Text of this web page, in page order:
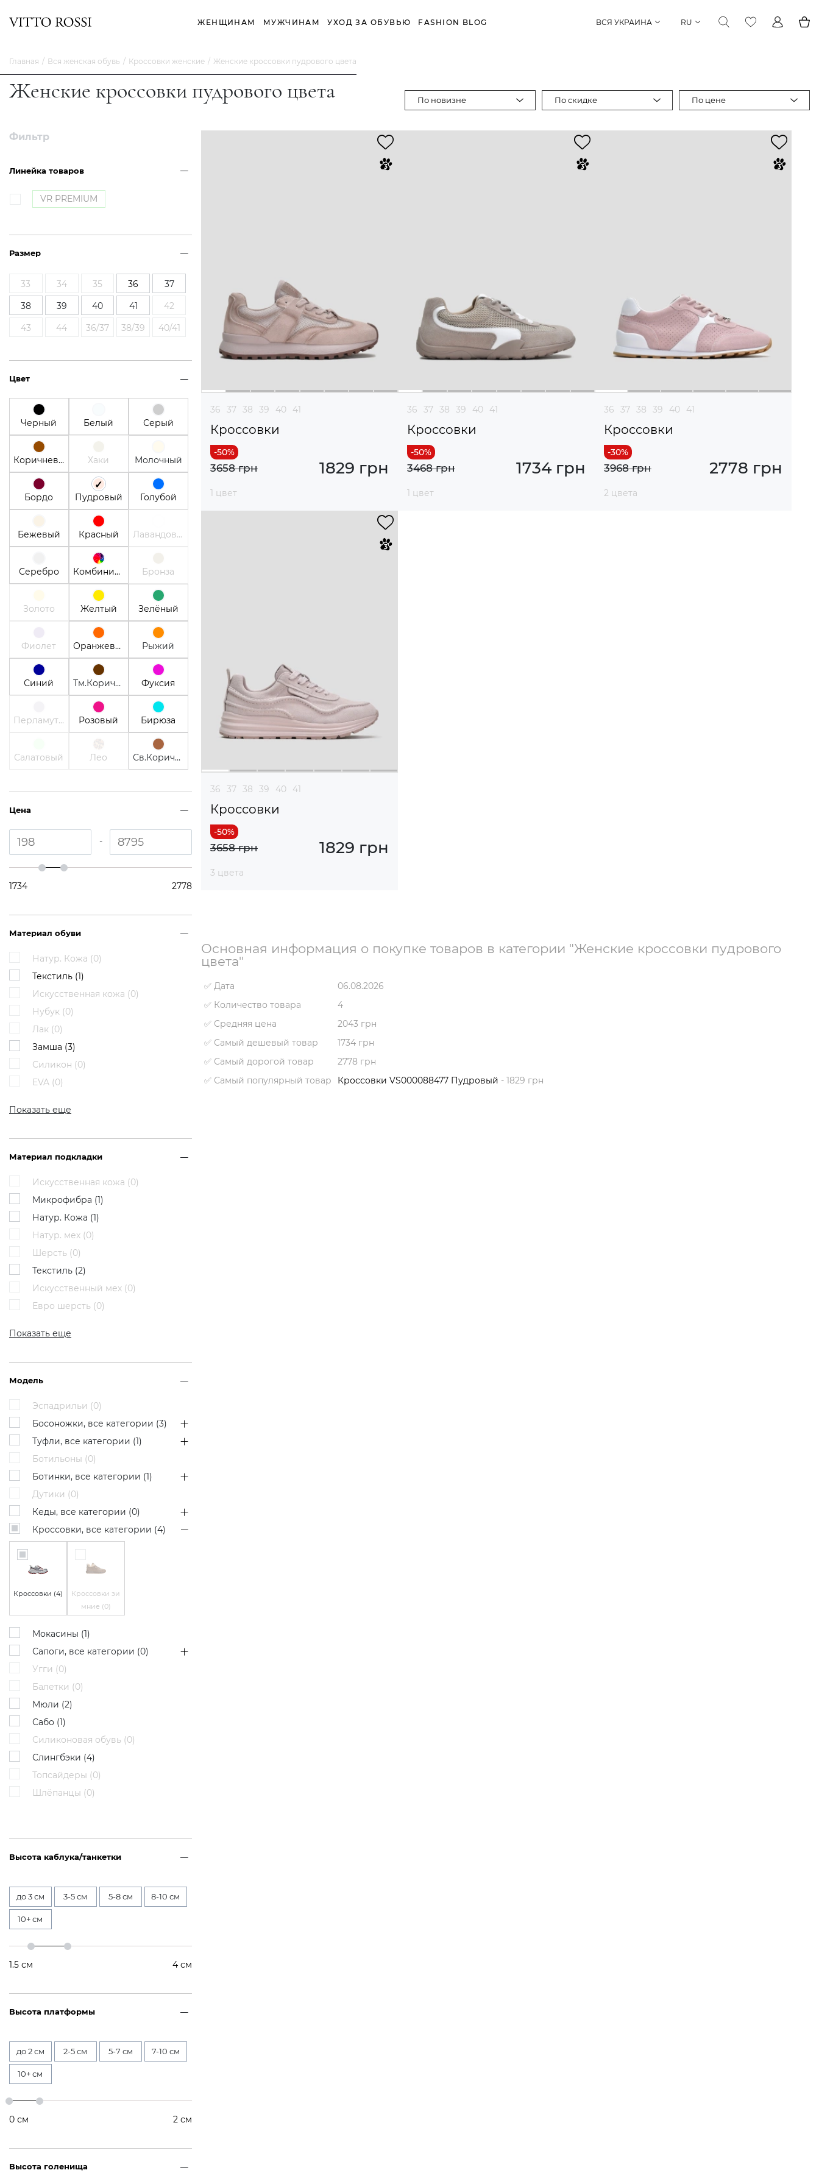
ЖЕНЩИНАМ МУЖЧИНАМ УХОД ЗА ОБУВЬЮ FASHION BLOG ВСЯ УКРАИНА RU
Главная Вся женская обувь Кроссовки женские Женские кроссовки пудрового цвета
Женские кроссовки пудрового цвета По новизне По скидке По цене
Фильтр
Линейка товаров
VR PREMIUM
Размер
33 34 35 36
37
38
39 40 41
42
43
44 36/37 38/39 40/41
Цвет
Черный Белый Серый
Коричневый Хаки Молочный
Бордо Пудровый Голубой
Бежевый Красный Лавандовый
Серебро Комбинированный Бронза
Золото Желтый Зелёный
Фиолет Оранжевый Рыжий
Синий Тм.Коричневый Фуксия
Перламутр Розовый Бирюза
Салатовый Лео Св.Коричневый
Цена
-
1734 2778
Материал обуви
Натур. Кожа (0)
Текстиль (1)
Искусственная кожа (0)
Нубук (0)
Лак (0)
Замша (3)
Силикон (0)
EVA (0)
Показать еще
Материал подкладки
Искусственная кожа (0)
Микрофибра (1)
Натур. Кожа (1)
Натур. мех (0)
Шерсть (0)
Текстиль (2)
Искусственный мех (0)
Евро шерсть (0)
Показать еще
Модель
Эспадрильи (0)
Босоножки, все категории (3)
Туфли, все категории (1)
Ботильоны (0)
Ботинки, все категории (1)
Дутики (0)
Кеды, все категории (0)
Кроссовки, все категории (4)
Кроссовки (4)
Кроссовки зи
мние (0)
Мокасины (1)
Сапоги, все категории (0)
Угги (0)
Балетки (0)
Мюли (2)
Сабо (1)
Силиконовая обувь (0)
Слингбэки (4)
Топсайдеры (0)
Шлёпанцы (0)
Высота каблука/танкетки
до 3 см 3-5 см 5-8 см 8-10 см
10+ см
1.5 см 4 см
Высота платформы
до 2 см 2-5 см 5-7 см 7-10 см
10+ см
0 см 2 см
Высота голенища
36 37 38 39 40 41
Кроссовки
1829 грн
3658 грн
1 цвет
36 37 38 39 40 41
Кроссовки
1734 грн
3468 грн
1 цвет
36 37 38 39 40 41
Кроссовки
2778 грн
3968 грн
2 цвета
36 37 38 39 40 41
Кроссовки
1829 грн
3658 грн
3 цвета
Основная информация о покупке товаров в категории "Женские кроссовки пудрового
цвета"
✅ Дата
06.08.2026
✅ Количество товара
4
✅ Средняя цена
2043 грн
✅ Самый дешевый товар
1734 грн
✅ Самый дорогой товар
2778 грн
✅ Самый популярный товар
Кроссовки VS000088477 Пудровый - 1829 грн